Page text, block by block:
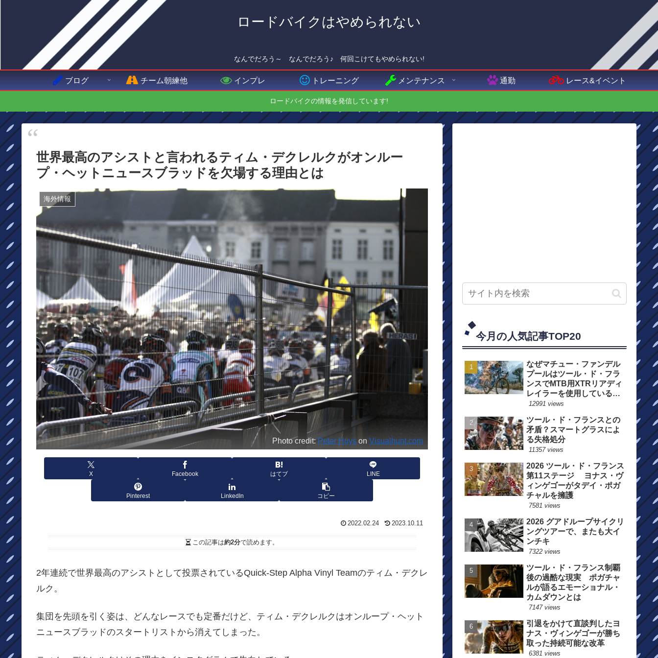
ロードバイクはやめられない
なんでだろう～ なんでだろう♪ 何回こけてもやめられない!
ブログ チーム朝練他 インプレ トレーニング メンテナンス 通勤 レース&イベント
ロードバイクの情報を発信しています!
世界最高のアシストと言われるティム・デクレルクがオンルー
プ・ヘットニュースブラッドを欠場する理由とは
海外情報
Photo credit: Peter Huys onVisualhunt.com
X Facebook はてブ LINE
Pinterest LinkedIn コピー
2022.02.24 2023.10.11
この記事は約2分で読めます。
2年連続で世界最高のアシストとして投票されているQuick-Step Alpha Vinyl Teamのティム・デクレ
ルク。
集団を先頭を引く姿は、どんなレースでも定番だけど、ティム・デクレルクはオンループ・ヘット
ニュースブラッドのスタートリストから消えてしまった。
今月の人気記事TOP20
なぜマチュー・ファンデル
プールはツール・ド・フラ
ンスでMTB用XTRリアディ
レイラーを使用しているの
か？
12991 views
ツール・ド・フランスとの
矛盾？スマートグラスによ
る失格処分
11357 views
2026 ツール・ド・フランス
第11ステージ ヨナス・ヴ
ィンゲゴーがタデイ・ポガ
チャルを擁護
7581 views
2026 グアドループサイクリ
ングツアーで、またも大イ
ンチキ
7322 views
ツール・ド・フランス制覇
後の過酷な現実 ポガチャ
ルが語るエモーショナル・
カムダウンとは
7147 views
引退をかけて直談判したヨ
ナス・ヴィンゲゴーが勝ち
取った持続可能な改革
6381 views